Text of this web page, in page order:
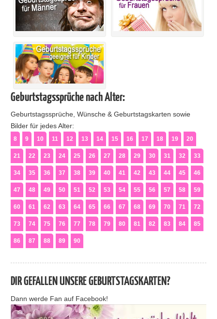
Geburtstagssprüche nach Alter:
Geburtstagssprüche, Wünsche & Geburtstagskarten sowie
Bilder für jedes Alter:
8 9 10 11 12 13 14 15 16 17 18 19 20
21 22 23 24 25 26 27 28 29 30 31 32 33
34 35 36 37 38 39 40 41 42 43 44 45 46
47 48 49 50 51 52 53 54 55 56 57 58 59
60 61 62 63 64 65 66 67 68 69 70 71 72
73 74 75 76 77 78 79 80 81 82 83 84 85
86 87 88 89 90
DIR GEFALLEN UNSERE GEBURTSTAGSKARTEN?
Dann werde Fan auf Facebook!